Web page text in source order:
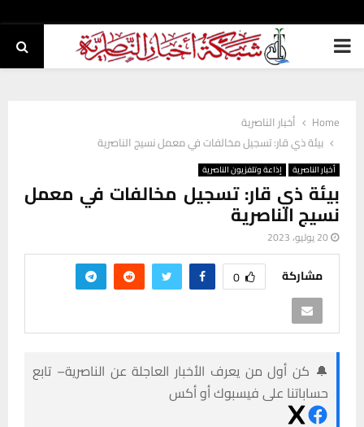
PRIMARY
Home
أخبار الناصرية
بيئة ذي قار: تسجيل مخالفات في معمل نسيج الناصرية
أخبار الناصرية إذاعة وتلفزيون الناصرية
بيئة ذي قار: تسجيل مخالفات في معمل
نسيج الناصرية
20 يوليو، 2023
مشاركة 0
🔔 كن أول من يعرف الأخبار العاجلة عن الناصرية– تابع
حساباتنا على فيسبوك أو أكس